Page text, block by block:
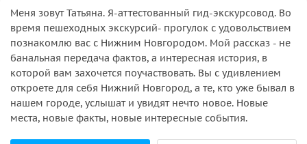
Меня зовут Татьяна. Я-аттестованный гид-экскурсовод. Во
время пешеходных экскурсий- прогулок с удовольствием
познакомлю вас с Нижним Новгородом. Мой рассказ - не
банальная передача фактов, а интересная история, в
которой вам захочется поучаствовать. Вы с удивлением
откроете для себя Нижний Новгород, а те, кто уже бывал в
нашем городе, услышат и увидят нечто новое. Новые
места, новые факты, новые интересные события.